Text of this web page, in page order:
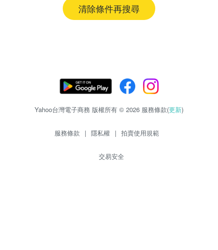
清除條件再搜尋
Yahoo台灣電子商務 版權所有 © 2026 服務條款(更新)
服務條款 | 隱私權 | 拍賣使用規範
交易安全